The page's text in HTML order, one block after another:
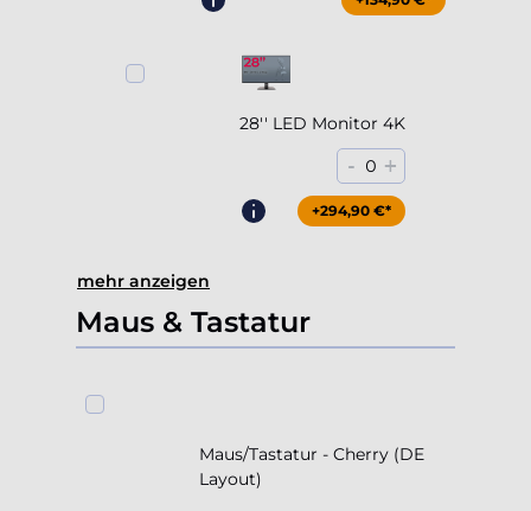
28'' LED Monitor 4K
- 0 +
+294,90 €*
mehr anzeigen
Maus & Tastatur
Maus/Tastatur - Cherry (DE
Layout)